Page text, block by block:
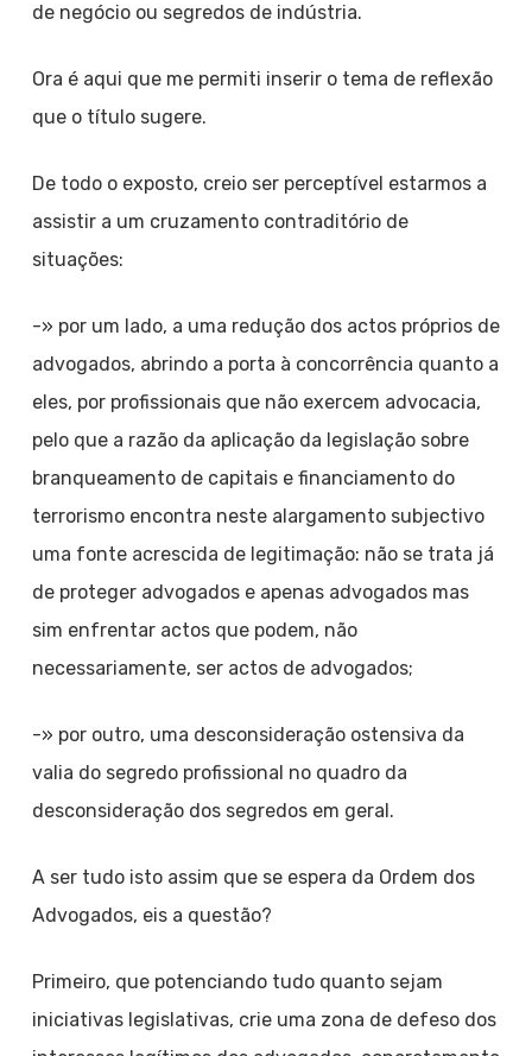
de negócio ou segredos de indústria.
Ora é aqui que me permiti inserir o tema de reflexão
que o título sugere.
De todo o exposto, creio ser perceptível estarmos a
assistir a um cruzamento contraditório de
situações:
-» por um lado, a uma redução dos actos próprios de
advogados, abrindo a porta à concorrência quanto a
eles, por profissionais que não exercem advocacia,
pelo que a razão da aplicação da legislação sobre
branqueamento de capitais e financiamento do
terrorismo encontra neste alargamento subjectivo
uma fonte acrescida de legitimação: não se trata já
de proteger advogados e apenas advogados mas
sim enfrentar actos que podem, não
necessariamente, ser actos de advogados;
-» por outro, uma desconsideração ostensiva da
valia do segredo profissional no quadro da
desconsideração dos segredos em geral.
A ser tudo isto assim que se espera da Ordem dos
Advogados, eis a questão?
Primeiro, que potenciando tudo quanto sejam
iniciativas legislativas, crie uma zona de defeso dos